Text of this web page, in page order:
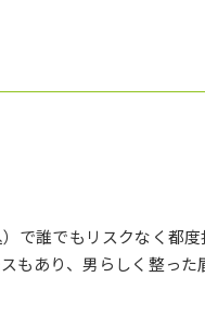
で誰でもリスクなく都
もあり、男らしく整っ